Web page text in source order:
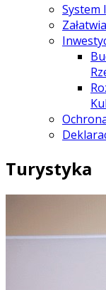
System
Turystyka